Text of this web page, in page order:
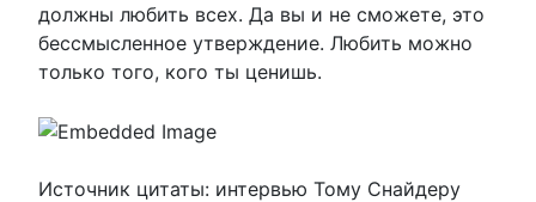
должны любить всех. Да вы и не сможете, это
бессмысленное утверждение. Любить можно
только того, кого ты ценишь.
Источник цитаты: интервью Тому Снайдеру